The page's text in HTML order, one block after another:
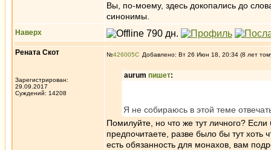
Вы, по-моему, здесь докопались до
синонимы.
Наверх
Рената Скот
Зарегистрирован:
29.09.2017
Суждений: 14208
№426005 Добавлено: Вт 26 Июн 18, 20:34 (8 лет
aurum пишет:
Я не собираюсь в этой теме
Помилуйте, но что же тут личного?
предпочитаете, разве было бы тут хоть
есть обязанность для монахов, вам